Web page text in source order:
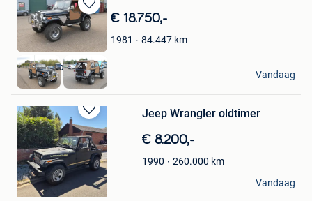
Bewaren
in
Mijn
Favorieten
€ 18.750,-
1981 84.447 km
Banden Tom
Niel
Vandaag
Bewaren
in
Mijn
Favorieten
Jeep Wrangler oldtimer
€ 8.200,-
1990 260.000 km
Manu jeeper
Gilly
Vandaag